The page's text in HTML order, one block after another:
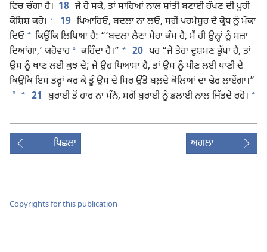
ਵਿਚ ਚੰਗਾ ਹੈ। 18 ਜੇ ਹੋ ਸਕੇ, ਤਾਂ ਸਾਰਿਆਂ ਨਾਲ ਸ਼ਾਂਤੀ ਬਣਾਈ ਰੱਖਣ ਦੀ ਪੂਰੀ
ਕੋਸ਼ਿਸ਼ ਕਰੋ। + 19 ਪਿਆਰਿਓ, ਬਦਲਾ ਨਾ ਲਓ, ਸਗੋਂ ਪਰਮੇਸ਼ੁਰ ਦੇ ਕ੍ਰੋਧ ਨੂੰ ਮੌਕਾ
ਦਿਓ + ਕਿਉਂਕਿ ਲਿਖਿਆ ਹੈ: “‘ਬਦਲਾ ਲੈਣਾ ਮੇਰਾ ਕੰਮ ਹੈ, ਮੈਂ ਹੀ ਉਨ੍ਹਾਂ ਨੂੰ ਸਜ਼ਾ
ਦਿਆਂਗਾ,’ ਯਹੋਵਾਹ * ਕਹਿੰਦਾ ਹੈ।” + 20 ਪਰ “ਜੇ ਤੇਰਾ ਦੁਸ਼ਮਣ ਭੁੱਖਾ ਹੈ, ਤਾਂ
ਉਸ ਨੂੰ ਖਾਣ ਲਈ ਕੁਝ ਦੇ; ਜੇ ਉਹ ਪਿਆਸਾ ਹੈ, ਤਾਂ ਉਸ ਨੂੰ ਪੀਣ ਲਈ ਪਾਣੀ ਦੇ
ਕਿਉਂਕਿ ਇਸ ਤਰ੍ਹਾਂ ਕਰ ਕੇ ਤੂੰ ਉਸ ਦੇ ਸਿਰ ਉੱਤੇ ਬਲ਼ਦੇ ਕੋਲਿਆਂ ਦਾ ਢੇਰ ਲਾਏਂਗਾ।”
*
+ 21 ਬੁਰਾਈ ਤੋਂ ਹਾਰ ਨਾ ਮੰਨੋ, ਸਗੋਂ ਬੁਰਾਈ ਨੂੰ ਭਲਾਈ ਨਾਲ ਜਿੱਤਦੇ ਰਹੋ। +
ਪਿਛਲਾ ਅਗਲਾ
Copyrights for this publication